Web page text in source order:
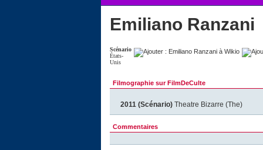
Emiliano Ranzani
Scénario
États-
Unis
Filmographie sur FilmDeCulte
2011 (Scénario) Theatre Bizarre (The)
Commentaires